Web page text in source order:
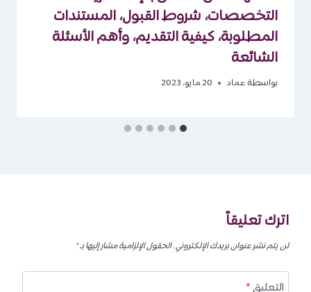
التخصصات، شروط القبول، المستندات
المطلوبة، كيفية التقديم، وأهم الأسئلة
الشائعة
بواسطة عماد 20 مايو، 2023
اترك تعليقاً
لن يتم نشر عنوان بريدك الإلكتروني.الحقول الإلزامية مشار إليها بـ*
التعليق*